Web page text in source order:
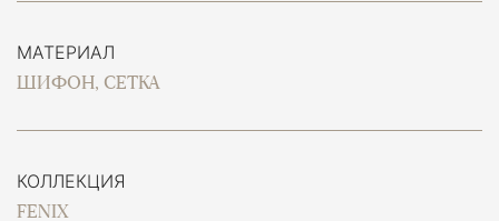
МАТЕРИАЛ
ШИФОН, СЕТКА
КОЛЛЕКЦИЯ
FENIX